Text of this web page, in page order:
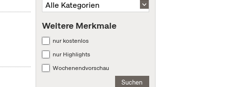
Weitere Merkmale
nur kostenlos
nur Highlights
Wochenendvorschau
Suchen